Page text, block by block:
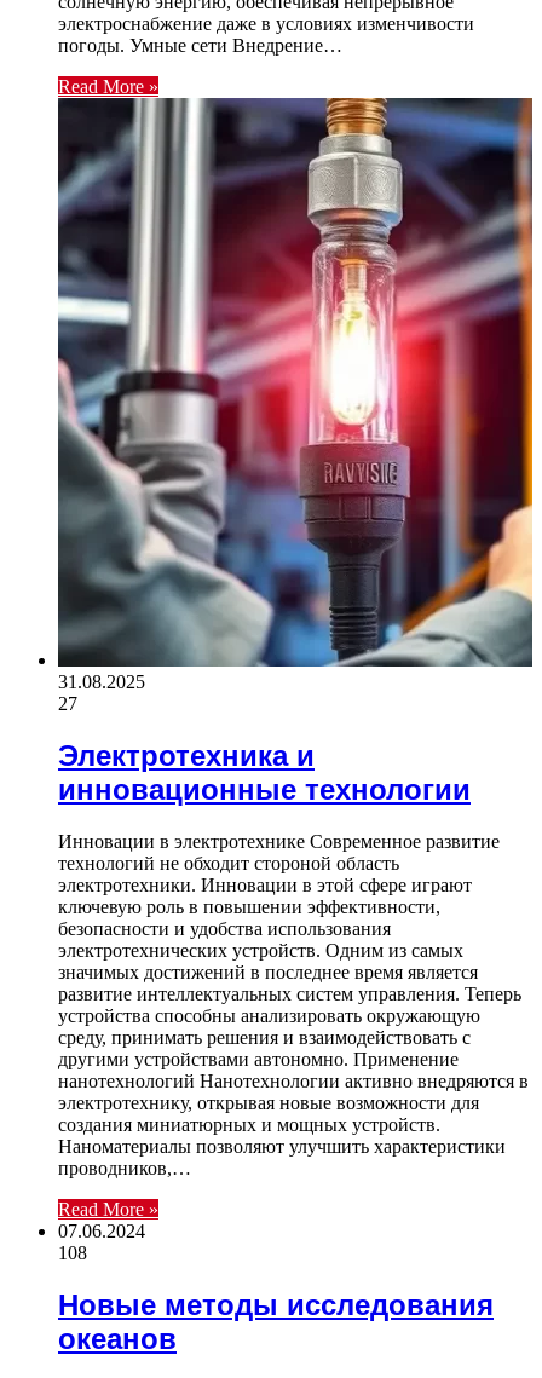
электроснабжение даже в условиях изменчивости
погоды. Умные сети Внедрение…
Read More »
31.08.2025
27
Электротехника и
инновационные технологии
Инновации в электротехнике Современное развитие
технологий не обходит стороной область
электротехники. Инновации в этой сфере играют
ключевую роль в повышении эффективности,
безопасности и удобства использования
электротехнических устройств. Одним из самых
значимых достижений в последнее время является
развитие интеллектуальных систем управления. Теперь
устройства способны анализировать окружающую
среду, принимать решения и взаимодействовать с
другими устройствами автономно. Применение
нанотехнологий Нанотехнологии активно внедряются в
электротехнику, открывая новые возможности для
создания миниатюрных и мощных устройств.
Наноматериалы позволяют улучшить характеристики
проводников,…
Read More »
07.06.2024
108
Новые методы исследования
океанов